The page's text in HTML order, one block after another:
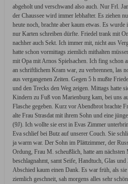
abgeholt und verschwand also auch. Nur Frl.
der Chaussee wird immer lebhafter. Es ziehen
heute noch, brachte aber kaum etwas. Es
nur Karten schreiben dürfte. Friedel trank mit
nachher auch Sekt. Ich immer mit, nicht aus
hatte schon vormittags ziemlich mithalten
mit Opa mit Arnos Spielsachen. Ich fing schon
an schriftlichem Kram war, zu verbrennen, las
aus vergangenen Zeiten. Gegen 5 h mußte
und den Trecks den Weg zeigen. Mittags hatte
Kindern zu Fuß von Marienburg kam, bei uns
Flasche gegeben. Kurz vor Abendbrot brachte
alte Frau Strasdat mit ihrem Sohn und eine
(9J). Ich wollte sie erst in Evas Zimmer
Eva schlief bei Butz auf unserer Couch. Sie
ja warm war. Der Sohn im Plättzimmer, der
Ordung, Frau M. scheußlich, hatte am nächsten
beschlagnahmt, samt Seife, Handtuch, Glas
Abschied kaum einen Dank. Es war früh, als
ziemlich geschneit, sah morgens alles sehr